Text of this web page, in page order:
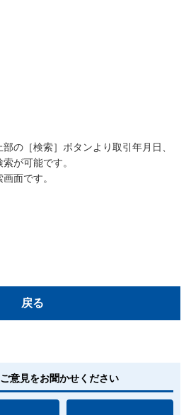
の［検索］ボタンより取引年月日、
が可能です。
面です。
戻る
意見をお聞かせください